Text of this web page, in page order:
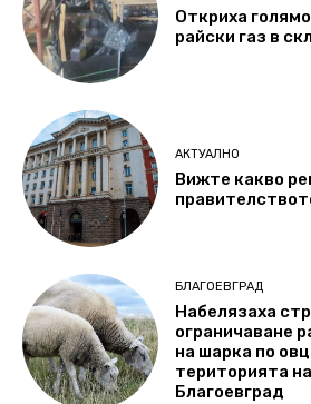
Откриха
райски газ в
АКТУАЛНО
Вижте какво
БЛАГОЕВГРАД
Набелязаха
ограничаване
на шарка по
територията
Благоевград